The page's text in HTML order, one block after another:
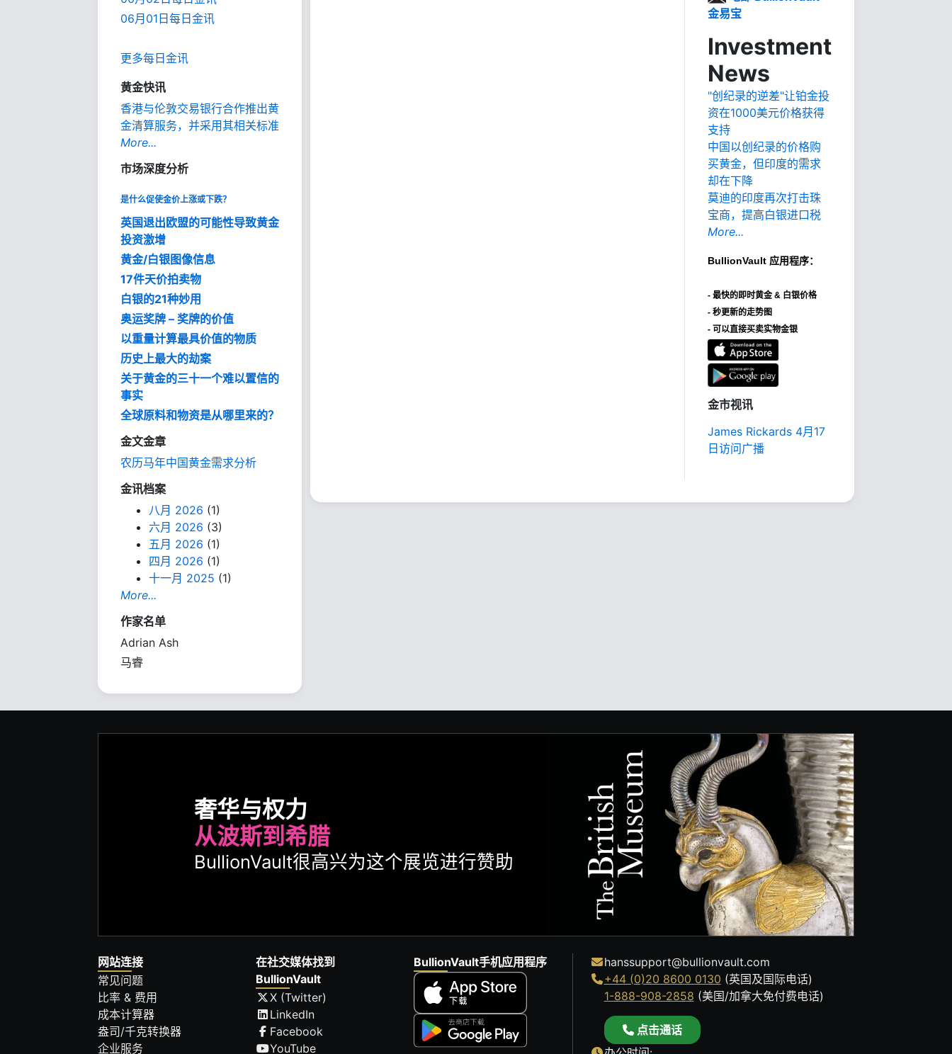
06月01日每日金讯
更多每日金讯
黄金快讯
香港与伦敦交易银行合作推出黄
金清算服务，并采用其相关标准
More...
市场深度分析
是什么促使金价上涨或下跌？
英国退出欧盟的可能性导致黄金
投资激增
黄金/白银图像信息
17件天价拍卖物
白银的21种妙用
奥运奖牌 – 奖牌的价值
以重量计算最具价值的物质
历史上最大的劫案
关于黄金的三十一个难以置信的
事实
全球原料和物资是从哪里来的？
金文金章
农历马年中国黄金需求分析
金讯档案
八月 2026 (1)
六月 2026 (3)
五月 2026 (1)
四月 2026 (1)
十一月 2025 (1)
More...
作家名单
Adrian Ash
马睿
金易宝
Investment
News
"创纪录的逆差"让铂金投
资在1000美元价格获得
支持
中国以创纪录的价格购
买黄金，但印度的需求
却在下降
莫迪的印度再次打击珠
宝商，提高白银进口税
More...
BullionVault 应用程序：
- 最快的即时黄金 & 白银价格
- 秒更新的走势图
- 可以直接买卖实物金银
金市视讯
James Rickards 4月17
日访问广播
奢华与权力
从波斯到希腊
BullionVault很高兴为这个展览进行赞助
网站连接
常见问题
比率 & 费用
成本计算器
盎司/千克转换器
企业服务
在社交媒体找到
BullionVault
X (Twitter)
LinkedIn
Facebook
YouTube
BullionVault手机应用程序
hanssupport@bullionvault.com
+44 (0)20 8600 0130 (英国及国际电话)
1-888-908-2858 (美国/加拿大免付费电话)
点击通话